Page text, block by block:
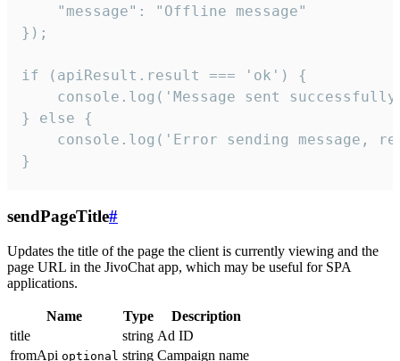
    "message": "Offline message"
});
if (apiResult.result === 'ok') {
console.log('Message sent
} else {
console.log('Error sending message,
}
sendPageTitle#
Updates the title of the page the client is currently viewing and the
page URL in the JivoChat app, which may be useful for SPA
applications.
Name Type
Description
title
string Ad ID
fromApi optional string Campaign name